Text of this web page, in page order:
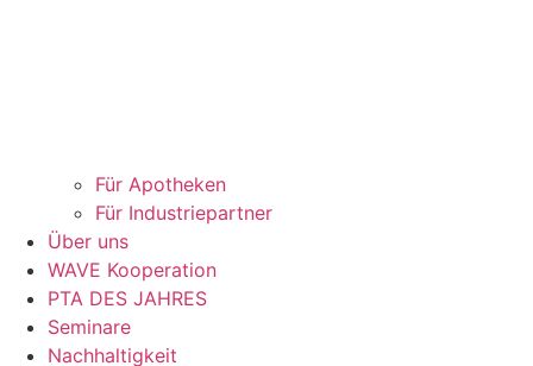
Für Apotheken
Für Industriepartner
Über uns
WAVE Kooperation
PTA DES JAHRES
Seminare
Nachhaltigkeit